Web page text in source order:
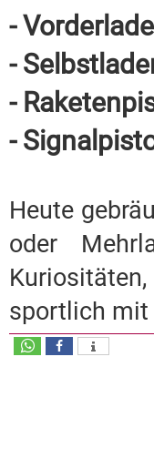
-
-
-
-
Heute
oder
sportlich mit